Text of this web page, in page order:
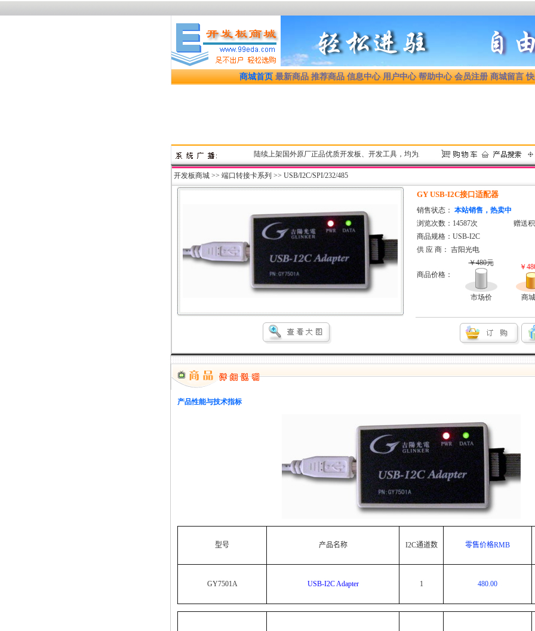
商城首页 最新商品 推荐商品 信息中心 用户中心 帮助中心 会员注册 商城留言
陆续上架国外原厂正品优质开发板、开发工具，均为正规渠道货源，享受原厂技术支持和售
开发板商城 >> 端口转接卡系列 >> USB/I2C/SPI/232/485
GY USB-I2C接口适配器
销售状态： 本站销售，热卖中
浏览次数：14587次
赠送
商品规格：USB-I2C
供 应 商： 吉阳光电
商品价格：
￥480元 ￥
市场价 商
产品性能与技术指标
型号 产品名称 I2C通道数 零售价格RMB
GY7501A USB-I2C Adapter 1 480.00